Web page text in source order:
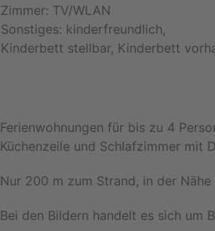
Zimmer: TV/WLAN
Sonstiges: kinderfreundlich,
Kinderbett stellbar, Kinderbett
Ferienwohnungen für bis zu 4
Küchenzeile und Schlafzimmer mit
Nur 200 m zum Strand, in der
Bei den Bildern handelt es sich um